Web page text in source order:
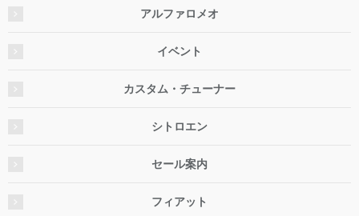
アルファロメオ
イベント
カスタム・チューナー
シトロエン
セール案内
フィアット